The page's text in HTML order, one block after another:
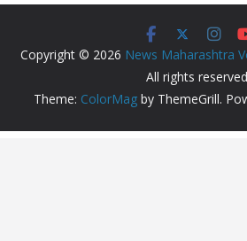
Copyright © 2026 News Maharashtra
All rights
Theme: ColorMag by ThemeGrill.